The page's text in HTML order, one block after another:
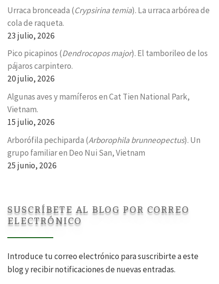
Urraca bronceada (Crypsirina temia). La urraca arbórea de
cola de raqueta.
23 julio, 2026
Pico picapinos (Dendrocopos major). El tamborileo de los
pájaros carpintero.
20 julio, 2026
Algunas aves y mamíferos en Cat Tien National Park,
Vietnam.
15 julio, 2026
Arborófila pechiparda (Arborophila brunneopectus). Un
grupo familiar en Deo Nui San, Vietnam
25 junio, 2026
SUSCRÍBETE AL BLOG POR CORREO
ELECTRÓNICO
Introduce tu correo electrónico para suscribirte a este
blog y recibir notificaciones de nuevas entradas.